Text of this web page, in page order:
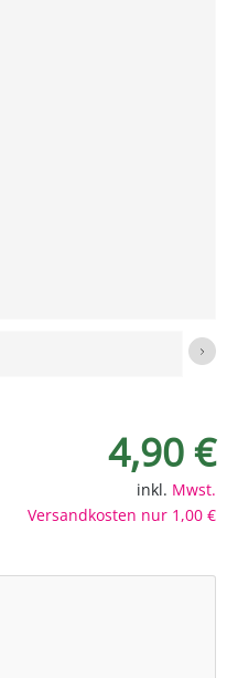
4,90 €
inkl. Mwst.
Versandkosten nur 1,00 €